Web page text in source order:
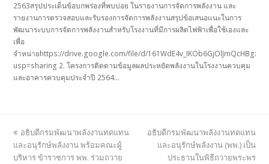
2563สรุปประเด็นข้อบกพร่องที่พบบ่อย ในรายงานการจัดการพลังงาน และ
รายงานการตรวจสอบและรับรองการจัดการพลังงานสรุปข้อเสนอแนะในการ
พัฒนาระบบการจัดการพลังงานสำหรับโรงงานที่มีการผลิตไฟฟ้าเพื่อใช้เองและ
เพื่อ
จำหน่ายhttps://drive.google.com/file/d/
usp=sharing 2. โครงการติดตามข้อมูลผลประหยัดพลังงานในโรงงานควบคุม
และอาคารควบคุมประจำปี 2564…
previous
post:
อธิบดีกรมพัฒนาพลังงานทดแทน
และอนุรักษ์พลังงาน พร้อมคณะผู้
บริหาร ข้าราชการ พพ. ร่วมถวาย
next
post:
อธิบดีกรมพัฒนาพลังงานทดแทน
และอนุรักษ์พลังงาน (พพ.) เป็น
ประธานในพิธีถวายพระพร